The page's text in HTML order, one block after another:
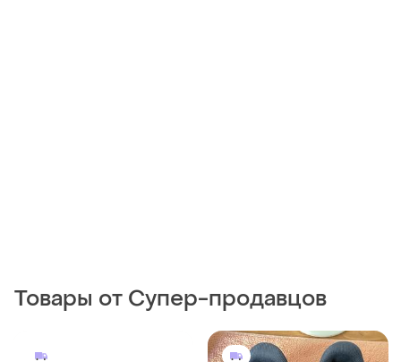
Товары от Супер-продавцов